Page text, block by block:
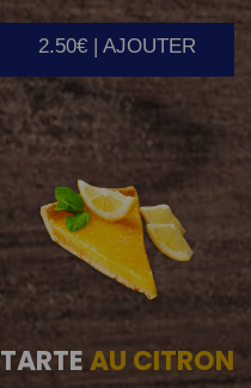
2.50€ | AJOUTER
TARTEAU CITRON